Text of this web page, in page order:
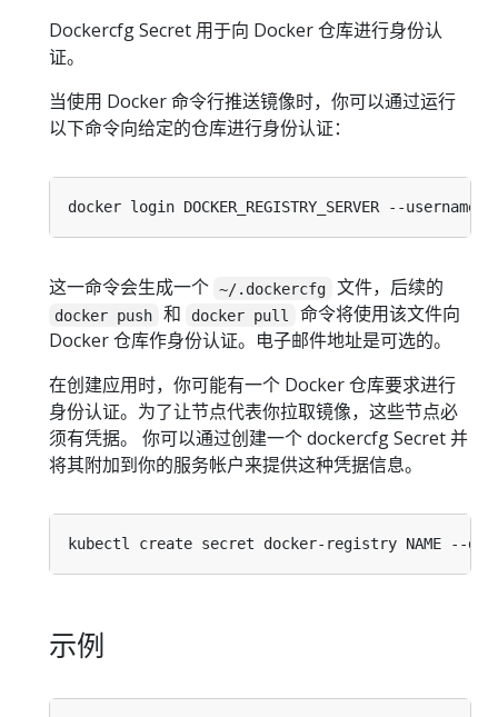
Dockercfg Secret 用于向 Docker 仓库进行身份认
证。
当使用 Docker 命令行推送镜像时，你可以通过运行
以下命令向给定的仓库进行身份认证：
docker login DOCKER_REGISTRY_SERVER --username
这一命令会生成一个 ~/.dockercfg 文件，后续的
docker push 和 docker pull
命令将使用该文件向
Docker 仓库作身份认证。电子邮件地址是可选的。
在创建应用时，你可能有一个 Docker 仓库要求进行
身份认证。为了让节点代表你拉取镜像，这些节点必
须有凭据。 你可以通过创建一个 dockercfg Secret 并
将其附加到你的服务帐户来提供这种凭据信息。
kubectl create secret docker-registry NAME --
示例